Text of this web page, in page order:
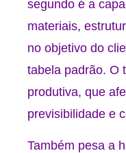
segundo é a
materiais,
no objetivo do
tabela padrão. O
produtiva, que
previsibilidade e
Também pesa a